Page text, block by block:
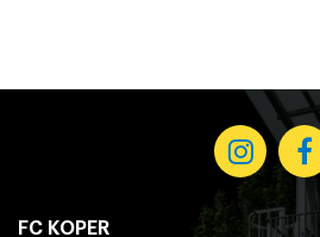
FC KOPER